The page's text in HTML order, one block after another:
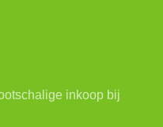
inkoop bij